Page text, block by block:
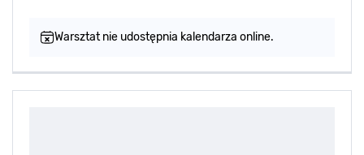
Warsztat nie udostępnia kalendarza online.